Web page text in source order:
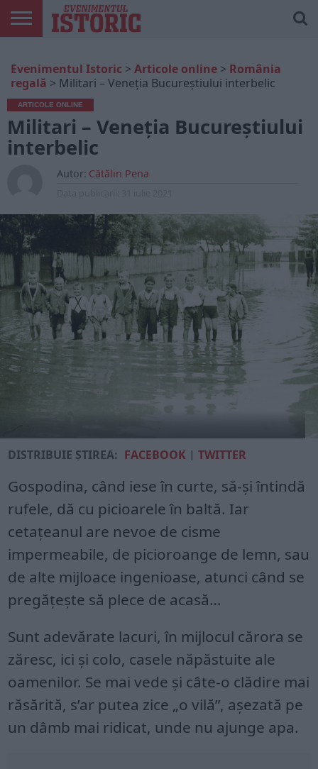
ONLINE
EDIȚII
TIPĂRITE
ISTORIC
PLAY
CONTUL
MEU
Evenimentul Istoric > Articole online > România
regală > Militari – Veneția Bucureștiului interbelic
ARTICOLE ONLINE
Militari – Veneția Bucureștiului
interbelic
Autor: Cătălin Pena
DISTRIBUIE ȘTIREA: FACEBOOK |TWITTER
Gospodina, când iese în curte, să-şi întindă
rufele, dă cu picioarele în baltă. Iar
cetaţeanul are nevoe de cisme
impermeabile, de picioroange de lemn, sau
de alte mijloace ingenioase, atunci când se
pregăţeşte să plece de acasă…
Sunt adevărate lacuri, în mijlocul cărora se
zăresc, ici şi colo, casele năpăstuite ale
oamenilor. Se mai vede şi câte-o clădire mai
răsărită, s’ar putea zice „o vilă”, aşezată pe
un dâmb mai ridicat, unde nu ajunge apa.